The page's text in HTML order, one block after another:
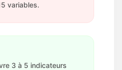
variables.
3 à 5 indicateurs